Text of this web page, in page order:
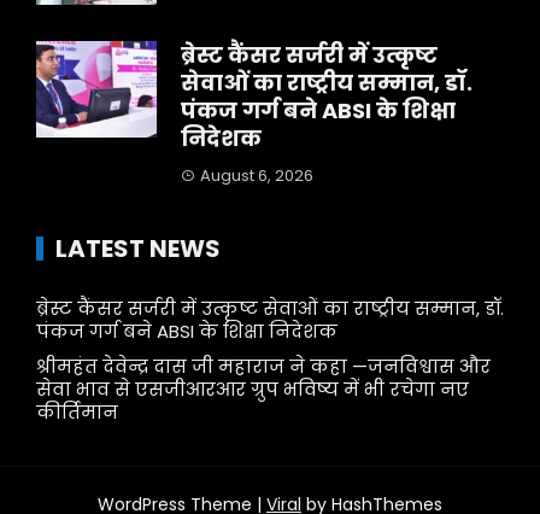
ब्रेस्ट कैंसर सर्जरी में उत्कृष्ट
सेवाओं का राष्ट्रीय सम्मान, डॉ.
पंकज गर्ग बने ABSI के शिक्षा
निदेशक
August 6, 2026
LATEST NEWS
ब्रेस्ट कैंसर सर्जरी में उत्कृष्ट सेवाओं का राष्ट्रीय सम्मान, डॉ.
पंकज गर्ग बने ABSI के शिक्षा निदेशक
श्रीमहंत देवेन्द्र दास जी महाराज ने कहा —जनविश्वास और
सेवा भाव से एसजीआरआर ग्रुप भविष्य में भी रचेगा नए
कीर्तिमान
WordPress Theme | Viral by HashThemes